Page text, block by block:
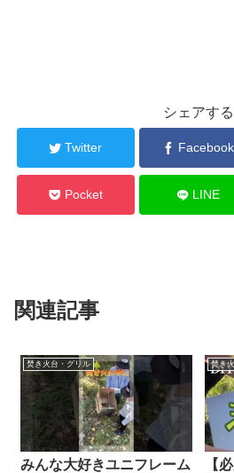
シェアする
Twitter Facebook
Pocket LINE
関連記事
焚き火台・グリル
みんな大好きユニフレーム
焚き
【